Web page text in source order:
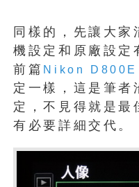
同樣的，先讓大家
機設定和原廠設定
前篇 Nikon D800E
定一樣，這是筆者
定，不見得就是最
有必要詳細交代。